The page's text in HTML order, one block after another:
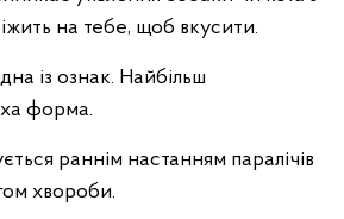
на тебе, щоб вкусити.
із ознак. Найбільш
форма.
раннім настанням паралічів
хвороби.